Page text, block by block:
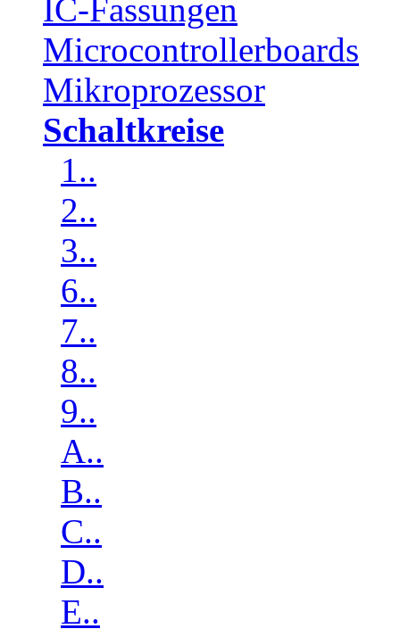
IC-Fassungen
Microcontrollerboards
Mikroprozessor
Schaltkreise
1..
2..
3..
6..
7..
8..
9..
A..
B..
C..
D..
E..